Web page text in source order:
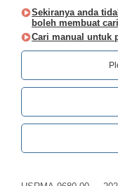
Sekiranya anda
boleh membuat
Cari manual untuk